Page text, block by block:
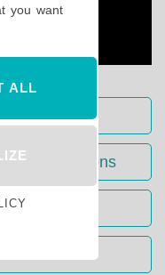
informations
Paris
you want
ALL